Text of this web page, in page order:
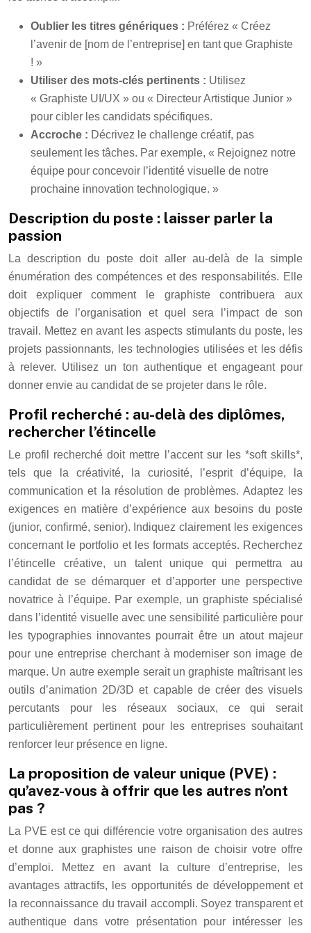
Oublier les titres génériques : Préférez « Créez
l’avenir de [nom de l’entreprise] en tant que Graphiste
! »
Utiliser des mots-clés pertinents : Utilisez
« Graphiste UI/UX » ou « Directeur Artistique Junior »
pour cibler les candidats spécifiques.
Accroche : Décrivez le challenge créatif, pas
seulement les tâches. Par exemple, « Rejoignez notre
équipe pour concevoir l’identité visuelle de notre
prochaine innovation technologique. »
Description du poste : laisser parler la
passion
La description du poste doit aller au-delà de la simple
énumération des compétences et des responsabilités. Elle
doit expliquer comment le graphiste contribuera aux
objectifs de l’organisation et quel sera l’impact de son
travail. Mettez en avant les aspects stimulants du poste, les
projets passionnants, les technologies utilisées et les défis
à relever. Utilisez un ton authentique et engageant pour
donner envie au candidat de se projeter dans le rôle.
Profil recherché : au-delà des diplômes,
rechercher l’étincelle
Le profil recherché doit mettre l’accent sur les *soft skills*,
tels que la créativité, la curiosité, l’esprit d’équipe, la
communication et la résolution de problèmes. Adaptez les
exigences en matière d’expérience aux besoins du poste
(junior, confirmé, senior). Indiquez clairement les exigences
concernant le portfolio et les formats acceptés. Recherchez
l’étincelle créative, un talent unique qui permettra au
candidat de se démarquer et d’apporter une perspective
novatrice à l’équipe. Par exemple, un graphiste spécialisé
dans l’identité visuelle avec une sensibilité particulière pour
les typographies innovantes pourrait être un atout majeur
pour une entreprise cherchant à moderniser son image de
marque. Un autre exemple serait un graphiste maîtrisant les
outils d’animation 2D/3D et capable de créer des visuels
percutants pour les réseaux sociaux, ce qui serait
particulièrement pertinent pour les entreprises souhaitant
renforcer leur présence en ligne.
La proposition de valeur unique (PVE) :
qu’avez-vous à offrir que les autres n’ont
pas ?
La PVE est ce qui différencie votre organisation des autres
et donne aux graphistes une raison de choisir votre offre
d’emploi. Mettez en avant la culture d’entreprise, les
avantages attractifs, les opportunités de développement et
la reconnaissance du travail accompli. Soyez transparent et
authentique dans votre présentation pour intéresser les